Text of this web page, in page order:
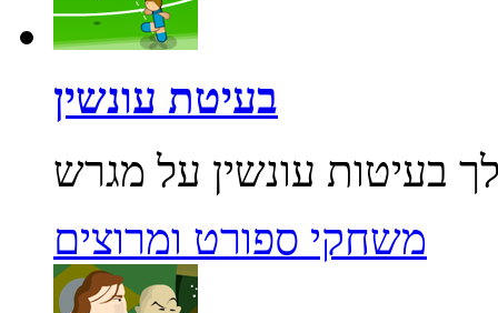
בעיטת עונשין
משחקי ספורט ומרוצים